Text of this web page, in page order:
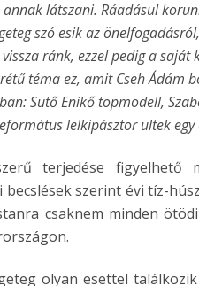
látszani. Ráadásul
szó esik az
ránk, ezzel pedig a
téma ez, amit Cseh Ádám
Sütő Enikő topmodell,
lelkipásztor ültek egy
terjedése
szerint évi tíz-
csaknem minden
olyan esettel